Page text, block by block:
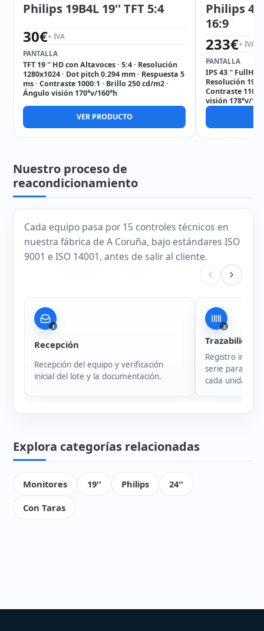
Philips 19B4L 19'' TFT 5:4
30€+ IVA
PANTALLA
TFT 19 '' HD con Altavoces · 5:4 · Resolución
1280x1024 · Dot pitch 0.294 mm · Respuesta 5
ms · Contraste 1000:1 · Brillo 250 cd/m2 ·
Ángulo visión 170°v/160°h
VER PRODUCTO
Philips
16:9
233€+ IVA
PANTALLA
IPS 43 '' FullHD
Resolución
Contraste
visión 178°v/
Nuestro proceso de
reacondicionamiento
Cada equipo pasa por 15 controles técnicos en
nuestra fábrica de A Coruña, bajo estándares ISO
9001 e ISO 14001, antes de salir al cliente.
1
Recepción
Recepción del equipo y verificación
inicial del lote y la documentación.
2
Trazabilidad
Registro
serie para
cada unidad.
Explora categorías relacionadas
Monitores 19'' Philips
24''
Con Taras